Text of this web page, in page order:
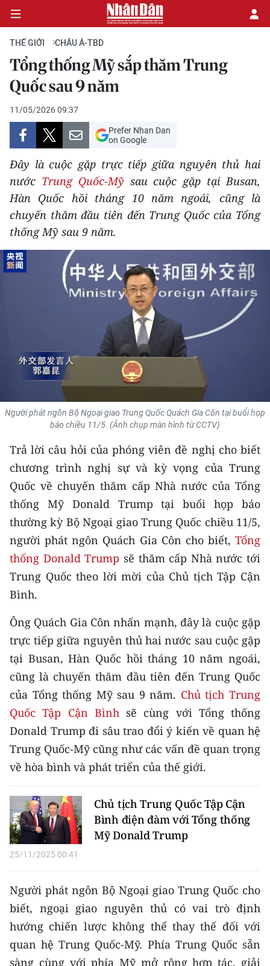
CHÍNH TRỊ
KINH TẾ
VĂN HÓA
XÃ HỘI
PHÁP LUẬT
DU LỊCH
THẾ GIỚI
KHOA HỌC - CÔNG NGHỆ
MÔI TRƯỜNG
BẠN ĐỌC
KIỂM CHỨNG THÔNG TIN
TRI THỨC CHUYÊN SÂU
54 DÂN TỘC VIỆT NAM
CHƯƠNG TRÌNH OCOP - MỖI XÃ
MỘT SẢN PHẨM
RADIO
MEDIA CENTER
E-Magazine
Video
Media Chính trị
Media Kinh tế
Media Văn hóa
Media Pháp luật
Media Du lịch
Media Thể thao
Media Giáo dục
Media Y tế
THẾ GIỚI CHÂU Á-TBD
Tổng thống Mỹ sắp thăm Trung
Quốc sau 9 năm
11/05/2026 09:37
Prefer Nhan Dan
on Google
Đây là cuộc gặp trực tiếp giữa nguyên thủ hai
nước Trung Quốc-Mỹ sau cuộc gặp tại Busan,
Hàn Quốc hồi tháng 10 năm ngoái, cũng là
chuyến thăm đầu tiên đến Trung Quốc của Tổng
thống Mỹ sau 9 năm.
Người phát ngôn Bộ Ngoại giao Trung Quốc Quách Gia Côn tại buổi họp
báo chiều 11/5. (Ảnh chụp màn hình từ CCTV)
Trả lời câu hỏi của phóng viên đề nghị cho biết
chương trình nghị sự và kỳ vọng của Trung
Quốc về chuyến thăm cấp Nhà nước của Tổng
thống Mỹ Donald Trump tại buổi họp báo
thường kỳ Bộ Ngoại giao Trung Quốc chiều 11/5,
người phát ngôn Quách Gia Côn cho biết, Tổng
thống Donald Trump sẽ thăm cấp Nhà nước tới
Trung Quốc theo lời mời của Chủ tịch Tập Cận
Bình.
Ông Quách Gia Côn nhấn mạnh, đây là cuộc gặp
trực tiếp giữa nguyên thủ hai nước sau cuộc gặp
tại Busan, Hàn Quốc hồi tháng 10 năm ngoái,
cũng là chuyến thăm đầu tiên đến Trung Quốc
của Tổng thống Mỹ sau 9 năm. Chủ tịch Trung
Quốc Tập Cận Bìnhsẽ cùng với Tổng thống
Donald Trump đi sâu trao đổi ý kiến về quan hệ
Trung Quốc-Mỹ cũng như các vấn đề quan trọng
về hòa bình và phát triển của thế giới.
Chủ tịch Trung Quốc Tập Cận
Bình điện đàm với Tổng thống
Mỹ Donald Trump
25/11/2025 00:41
Người phát ngôn Bộ Ngoại giao Trung Quốc cho
biết, ngoại giao nguyên thủ có vai trò định
hướng chiến lược không thể thay thế đối với
quan hệ Trung Quốc-Mỹ. Phía Trung Quốc sẵn
sàng cùng với phía Mỹ mở rộng hợp tác, giải